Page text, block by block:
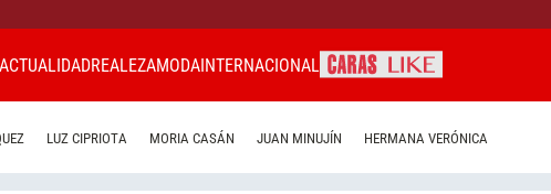
ACTUALIDADREALEZAMODAINTERNACIONAL
LUZ CIPRIOTA MORIA CASÁN JUAN MINUJÍN HERMANA VERÓNICA